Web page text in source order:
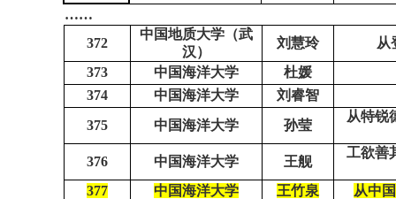
……
372
中国地质大学（武
汉）
刘慧玲
从
373
中国海洋大学
杜媛
374
中国海洋大学
刘睿智
375
中国海洋大学 孙莹
从特锐
376 中国海洋大学 王舰
工欲善
377 中国海洋大学 王竹泉
从中